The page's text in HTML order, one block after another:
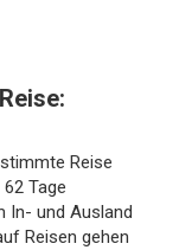
Reise
Tage
In- und Ausland
Reisen gehen